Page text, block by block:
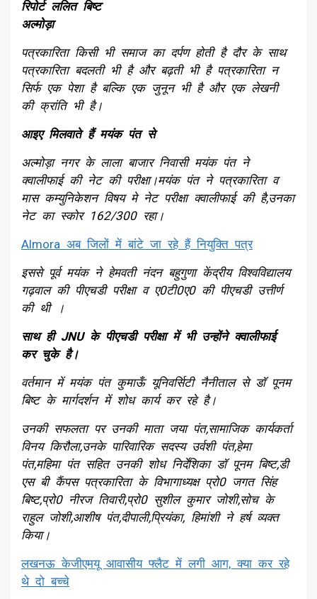
रिपोर्ट ललित बिष्ट
अल्मोड़ा
पत्रकारिता किसी भी समाज का दर्पण होती है दौर के साथ
पत्रकारिता बदलती भी है और बढ़ती भी है पत्रकारिता न
सिर्फ एक पेशा है बल्कि एक जुनून भी है और एक लेखनी
की क्रांति भी है।
आइए मिलवाते हैं मयंक पंत से
अल्मोड़ा नगर के लाला बाजार निवासी मयंक पंत ने
क्वालीफाई की नेट की परीक्षा।मयंक पंत ने पत्रकारिता व
मास कम्युनिकेशन विषय मे नेट परीक्षा क्वालीफाई की है,उनका
नेट का स्कोर 162/300 रहा।
Almora अब जिलों में बांटे जा रहे हैं नियुक्ति पत्र
इससे पूर्व मयंक ने हेमवती नंदन बहुगुणा केंद्रीय विश्वविद्यालय
गढ़वाल की पीएचडी परीक्षा व ए0टी0ए0 की पीएचडी उत्तीर्ण
की थी ।
साथ ही JNU के पीएचडी परीक्षा में भी उन्होंने क्वालीफाई
कर चुके है।
वर्तमान में मयंक पंत कुमाऊँ यूनिवर्सिटी नैनीताल से डॉ पूनम
बिष्ट के मार्गदर्शन में शोध कार्य कर रहे है।
उनकी सफलता पर उनकी माता जया पंत,सामाजिक कार्यकर्ता
विनय किरौला,उनके पारिवारिक सदस्य उर्वशी पंत,हेमा
पंत,महिमा पंत सहित उनकी शोध निर्देशिका डॉ पूनम बिष्ट,डी
एस बी कैंपस पत्रकारिता के विभागाध्यक्ष प्रो0 जगत सिंह
बिष्ट,प्रो0 नीरज तिवारी,प्रो0 सुशील कुमार जोशी,सोच के
राहुल जोशी,आशीष पंत,दीपाली,प्रियंका, हिमांशी ने हर्ष व्यक्त
किया।
लखनऊ केजीएमयू आवासीय फ्लैट में लगी आग, क्या कर रहे
थे दो बच्चे